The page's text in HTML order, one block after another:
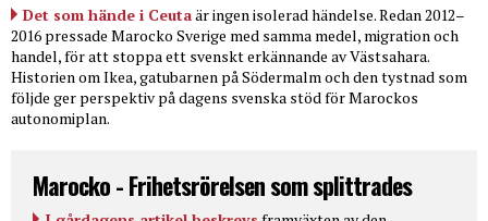
Det som hände i Ceutaär ingen isolerad händelse. Redan 2012–
2016 pressade Marocko Sverige med samma medel, migration och
handel, för att stoppa ett svenskt erkännande av Västsahara.
Historien om Ikea, gatubarnen på Södermalm och den tystnad som
följde ger perspektiv på dagens svenska stöd för Marockos
autonomiplan.
Marocko - Frihetsrörelsen som splittrades